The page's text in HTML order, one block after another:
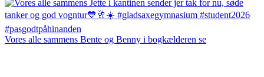
Vores alle sammens Bente og Benny i bogkælderen se